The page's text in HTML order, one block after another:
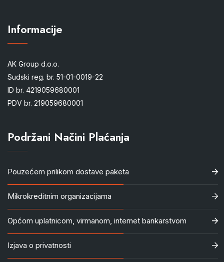
Informacije
AK Group d.o.o.
Sudski reg. br. 51-01-0019-22
ID br. 4219059680001
PDV br. 219059680001
Podržani Načini Plaćanja
Pouzećem prilikom dostave paketa
Mikrokreditnim organizacijama
Općom uplatnicom, virmanom, internet bankarstvom
Izjava o privatnosti